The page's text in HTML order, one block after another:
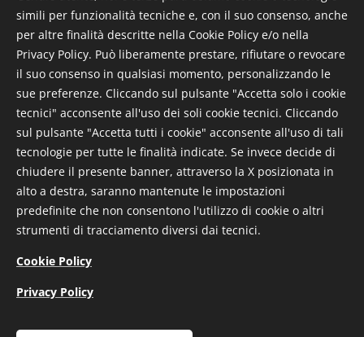
MODULO PER VOLONTARIO EFFETTIVO
MINORENNE (allegare la fotocopia di un documento di
identità in corso di validità)
L'ufficio segreteria è situato a Manciano in Via Ricasoli
19, ed è aperto dal lunedì al venerdì dalle ore 8.30 alle
ore 13.00 e dalle ore 14.00 alle ore 17.00. In alternativa è
possibile inviare il modulo corredato degli allegati
all'indirizzo di posta elettronica
diventavolontario@misericordiamanciano.it
È altresì possibile ritirare i moduli direttamente all'ufficio
segreteria nei medesimi orari sopra riportati.
simili per funzionalità tecniche e, con il suo consenso, anche
per altre finalità descritte nella Cookie Policy e/o nella
Privacy Policy. Può liberamente prestare, rifiutare o revocare
il suo consenso in qualsiasi momento, personalizzando le
sue preferenze. Cliccando sul pulsante "Accetta solo i cookie
tecnici" acconsente all'uso dei soli cookie tecnici. Cliccando
sul pulsante "Accetta tutti i cookie" acconsente all'uso di tali
tecnologie per tutte le finalità indicate. Se invece decide di
chiudere il presente banner, attraverso la X posizionata in
alto a destra, saranno mantenute le impostazioni
predefinite che non consentono l'utilizzo di cookie o altri
strumenti di tracciamento diversi dai tecnici.
Cookie Policy
Privacy Policy